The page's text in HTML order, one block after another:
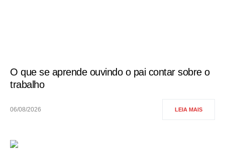
O que se aprende ouvindo o pai contar sobre o
trabalho
06/08/2026 LEIA MAIS